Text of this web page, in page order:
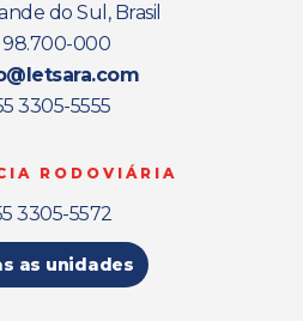
do Sul, Brasil
98.700-000
3305-5555
RODOVIÁRIA
3305-5572
as unidades